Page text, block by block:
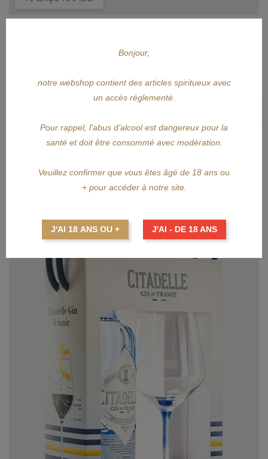
CITADELLE Jardin D'Eté 70cl
36,35 €Prix
Bonjour,
notre webshop contient des articles spiritueux avec
un accès réglementé.
Pour rappel, l'abus d’alcool est dangereux pour la
santé et doit être consommé avec modération.
Veuillez confirmer que vous êtes âgé de 18 ans ou
+ pour accéder à notre site.
J'AI 18 ANS OU + J'AI - DE 18 ANS